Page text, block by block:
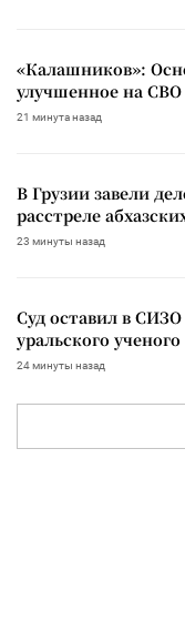
«Калашников»:
улучшенное на
21 минута назад
В Грузии завели
расстреле
23 минуты назад
Суд оставил в
уральского ученого
24 минуты назад